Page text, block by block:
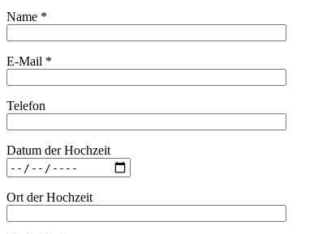
Name *
E-Mail *
Telefon
Datum der Hochzeit
Ort der Hochzeit